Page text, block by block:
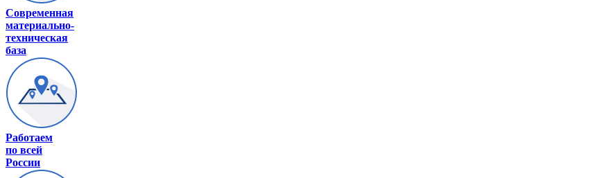
Современная
материально-
техническая
база
Работаем
по всей
России